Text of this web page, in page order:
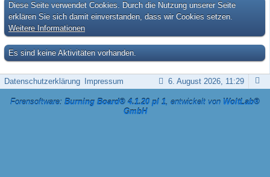
Diese Seite verwendet Cookies. Durch die Nutzung unserer Seite
erklären Sie sich damit einverstanden, dass wir Cookies setzen.
Weitere Informationen
Es sind keine Aktivitäten vorhanden.
Datenschutzerklärung Impressum 6. August 2026, 11:29
Forensoftware: Burning Board® 4.1.20 pl 1, entwickelt von WoltLab®
GmbH